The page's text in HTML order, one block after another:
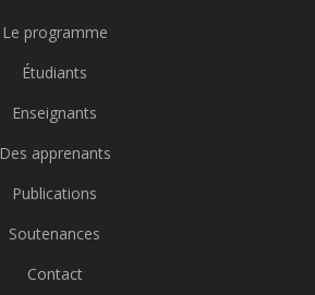
Le programme
Étudiants
Enseignants
Des apprenants
Publications
Soutenances
Contact